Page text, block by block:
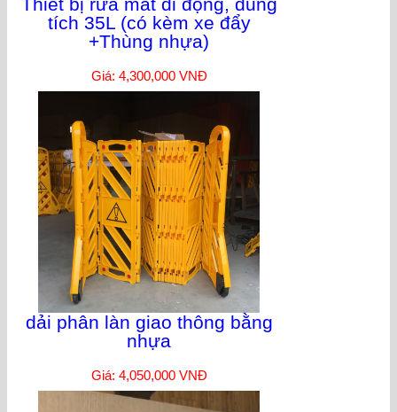
Thiết bị rửa mắt di động, dung
tích 35L (có kèm xe đẩy
+Thùng nhựa)
Giá: 4,300,000 VNĐ
dải phân làn giao thông bằng
nhựa
Giá: 4,050,000 VNĐ